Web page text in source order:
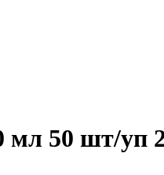
мл 50 шт/уп